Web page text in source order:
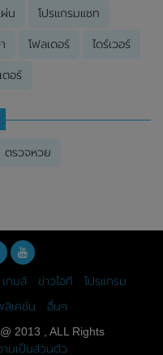
ผ่น โปรแกรมแชท
โฟลเดอร์ ไดร์เวอร์
ตอร์
ตรวจหวย
เกมส์ ข่าวไอที
โปรแกรม
เคชั่น
อื่นๆ
@ 2013 , ALL Rights
ามเป็นส่วนตัว